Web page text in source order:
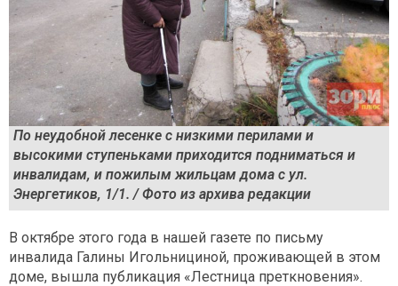
По неудобной лесенке с низкими перилами и
высокими ступеньками приходится подниматься и
инвалидам, и пожилым жильцам дома с ул.
Энергетиков, 1/1. / Фото из архива редакции
В октябре этого года в нашей газете по письму
инвалида Галины Игольнициной, проживающей в этом
доме, вышла публикация «Лестница преткновения».